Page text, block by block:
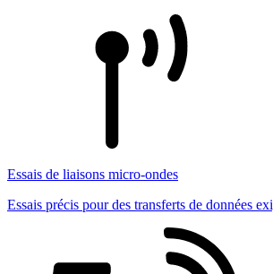
Essais de liaisons micro-ondes
Essais précis pour des transferts de données